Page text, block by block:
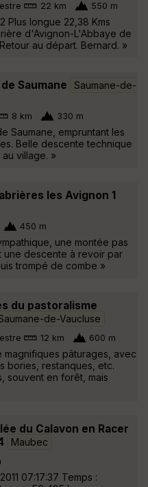
22 km 550 m
Plus longue 22,38 Kms
d'Avignon-L'Abbaye de
au départ. Bernard. »
Saumane
Saumane-de-
8 km 330 m
Saumane, empruntant les
Belle descente technique
village. »
les Avignon 1
450 m
une montée pas
une descente à revoir par
trompé de combe »
du pastoralisme
de-Vaucluse
12 km 600 m
magnifiques pâturages, avec
bories, restanques, etc.
souvent en forêt, mais
du Calavon en Racer
Maubec
07:17:37 Temps :